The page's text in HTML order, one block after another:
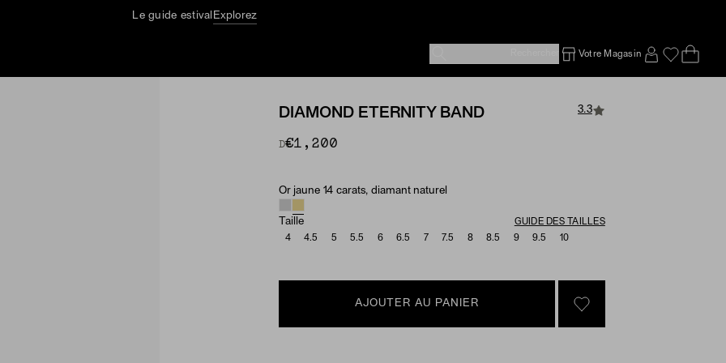
Le guide estival Explorez
Votre Magasin
DIAMOND ETERNITY BAND 3.3
De€1,200
Material & Stone Options
Or jaune 14 carats, diamant naturel
Taille GUIDE DES TAILLES
4 4.5 5 5.5 6 6.5 7 7.5 8 8.5 9 9.5 10
AJOUTER AU PANIER
SIGN IN TO GO TO